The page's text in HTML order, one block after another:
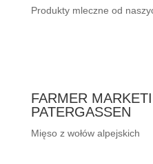
Produkty mleczne od
FARMER
PATERGASSEN
Mięso z wołów alpejskich